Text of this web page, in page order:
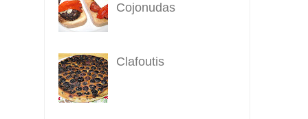
Cojonudas
Clafoutis